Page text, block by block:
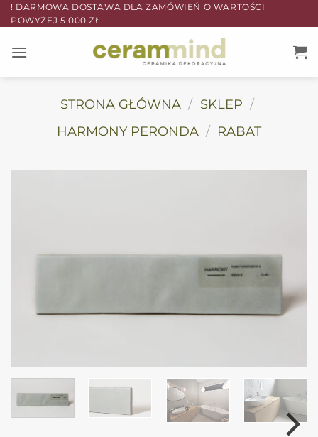
Przewiń
do
! DARMOWA DOSTAWA DLA ZAMÓWIEŃ O WARTOŚCI
POWYŻEJ 5 000 ZŁ
STRONA GŁÓWNA / SKLEP /
HARMONY PERONDA / RABAT